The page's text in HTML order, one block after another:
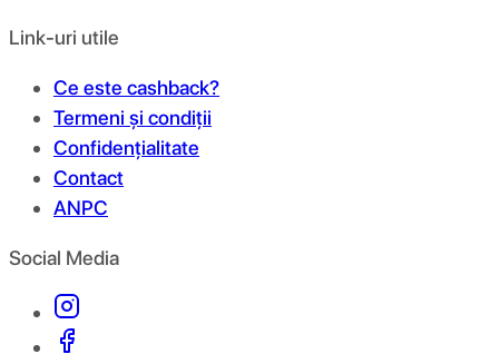
Link-uri utile
Ce este cashback?
Termeni și condiții
Confidențialitate
Contact
ANPC
Social Media